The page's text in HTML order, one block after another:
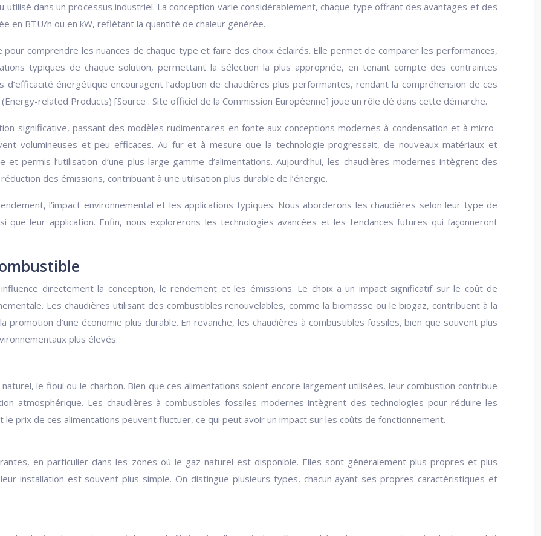
dans un processus industriel. La conception varie considérablement, chaque type offrant des avantages et des
en BTU/h ou en kW, reflétant la quantité de chaleur générée.
comprendre les nuances de chaque type et faire des choix éclairés. Elle permet de comparer les performances,
typiques de chaque solution, permettant la sélection la plus appropriée, en tenant compte des contraintes
énergétique encouragent l’adoption de chaudières plus performantes, rendant la compréhension de ces
related Products) [Source : Site officiel de la Commission Européenne] joue un rôle clé dans cette démarche.
significative, passant des modèles rudimentaires en fonte aux conceptions modernes à condensation et à micro-
volumineuses et peu efficaces. Au fur et à mesure que la technologie progressait, de nouveaux matériaux et
permis l’utilisation d’une plus large gamme d’alimentations. Aujourd’hui, les chaudières modernes intègrent des
des émissions, contribuant à une utilisation plus durable de l’énergie.
l’impact environnemental et les applications typiques. Nous aborderons les chaudières selon leur type de
que leur application. Enfin, nous explorerons les technologies avancées et les tendances futures qui façonneront
directement la conception, le rendement et les émissions. Le choix a un impact significatif sur le coût de
Les chaudières utilisant des combustibles renouvelables, comme la biomasse ou le biogaz, contribuent à la
d’une économie plus durable. En revanche, les chaudières à combustibles fossiles, bien que souvent plus
plus élevés.
le fioul ou le charbon. Bien que ces alimentations soient encore largement utilisées, leur combustion contribue
atmosphérique. Les chaudières à combustibles fossiles modernes intègrent des technologies pour réduire les
prix de ces alimentations peuvent fluctuer, ce qui peut avoir un impact sur les coûts de fonctionnement.
en particulier dans les zones où le gaz naturel est disponible. Elles sont généralement plus propres et plus
installation est souvent plus simple. On distingue plusieurs types, chacun ayant ses propres caractéristiques et